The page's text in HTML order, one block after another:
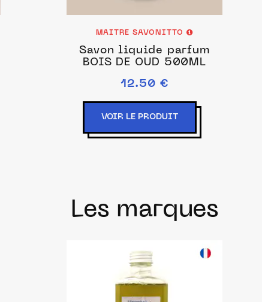
MAITRE SAVONITTO
Savon liquide parfum
BOIS DE OUD 500ML
12.50 €
VOIR LE PRODUIT
Les marques